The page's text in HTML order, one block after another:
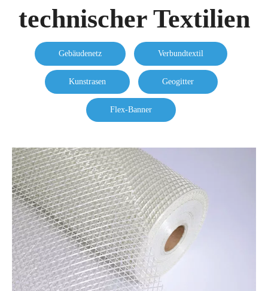
technischer Textilien
Gebäudenetz Verbundtextil
Kunstrasen Geogitter
Flex-Banner